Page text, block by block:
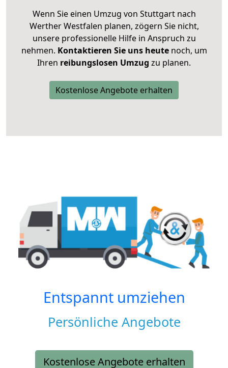
Wenn Sie einen Umzug von Stuttgart nach
Werther Westfalen planen, zögern Sie nicht,
unsere professionelle Hilfe in Anspruch zu
nehmen. Kontaktieren Sie uns heutenoch, um
Ihren reibungslosen Umzug zu planen.
Kostenlose Angebote erhalten
Entspannt umziehen
Persönliche Angebote
Kostenlose Angebote erhalten